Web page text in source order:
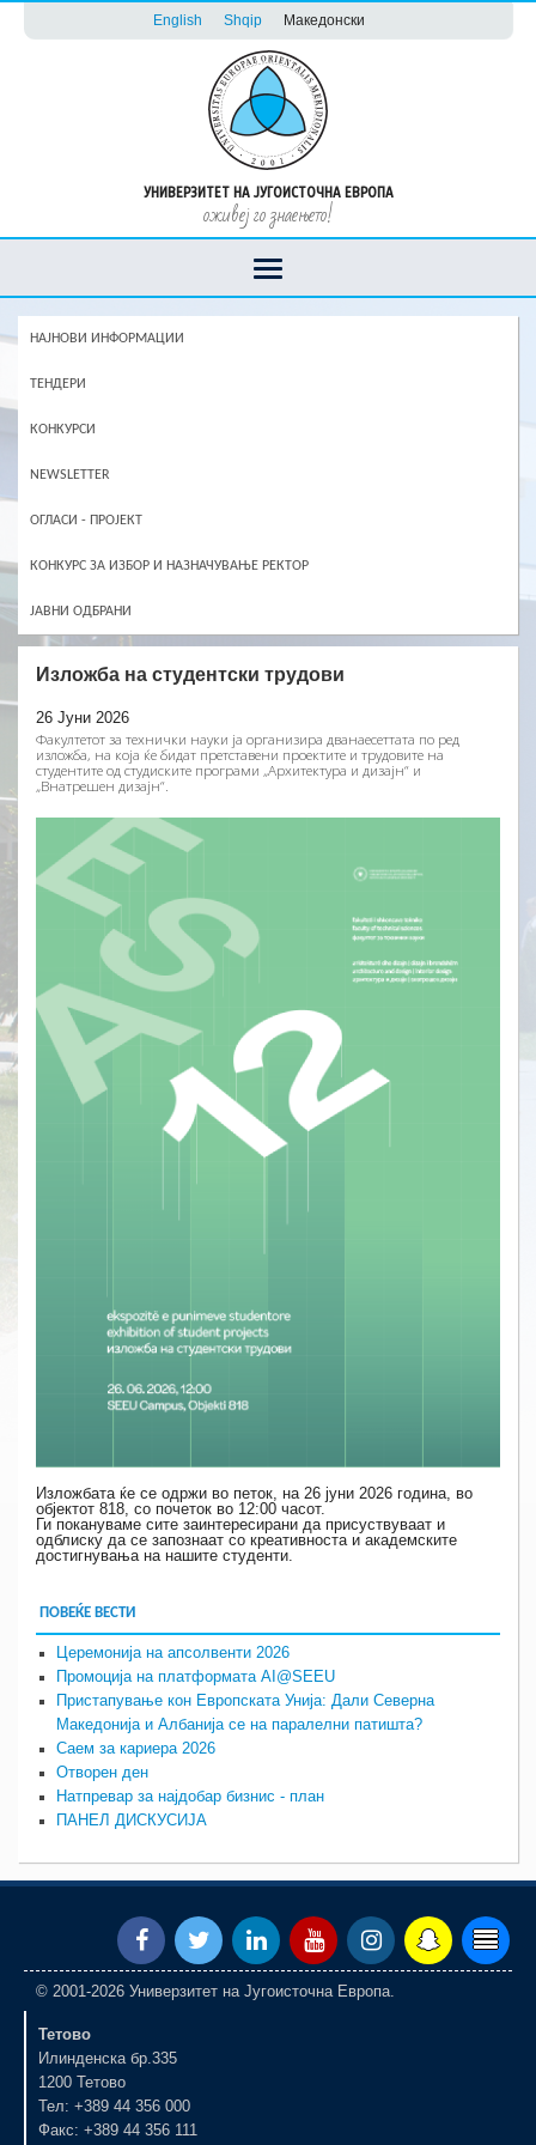
English Shqip Македонски
УНИВЕРЗИТЕТ НА ЈУГОИСТОЧНА ЕВРОПА
оживеј го знаењето!
НАЈНОВИ ИНФОРМАЦИИ
ТЕНДЕРИ
КОНКУРСИ
NEWSLETTER
ОГЛАСИ - ПРОЈЕКТ
КОНКУРС ЗА ИЗБОР И НАЗНАЧУВАЊЕ РЕКТОР
ЈАВНИ ОДБРАНИ
Изложба на студентски трудови
26 Јуни 2026
Факултетот за технички науки ја организира дванаесеттата по ред
изложба, на која ќе бидат претставени проектите и трудовите на
студентите од студиските програми „Архитектура и дизајн“ и
„Внатрешен дизајн“.
Изложбата ќе се одржи во петок, на 26 јуни 2026 година, во
објектот 818, со почеток во 12:00 часот.
Ги покануваме сите заинтересирани да присуствуваат и
одблиску да се запознаат со креативноста и академските
достигнувања на нашите студенти.
ПОВЕЌЕ ВЕСТИ
Церемонија на апсолвенти 2026
Промоција на платформата AI@SEEU
Пристапување кон Европската Унија: Дали Северна
Македонија и Албанија се на паралелни патишта?
Саем за кариера 2026
Отворен ден
Натпревар за најдобар бизнис - план
ПАНЕЛ ДИСКУСИЈА
© 2001-2026 Универзитет на Југоисточна Европа.
Тетово
Илинденска бр.335
1200 Тетово
Тел: +389 44 356 000
Факс: +389 44 356 111